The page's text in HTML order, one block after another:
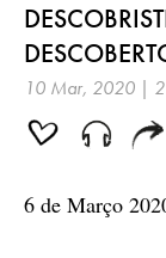
minutes,
seconds
10 Mar, 2020 |
6 de Março